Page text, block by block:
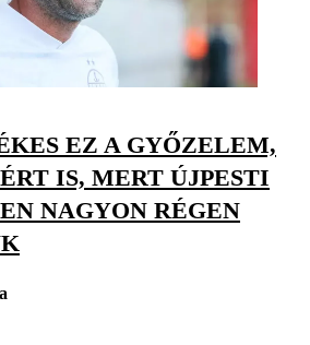
EZ A GYŐZELEM,
IS, MERT ÚJPESTI
NAGYON RÉGEN